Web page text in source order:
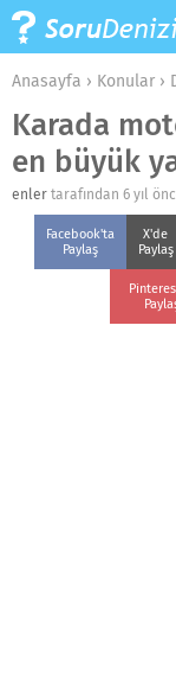
Anasayfa › Konular ›
Karada
en büyük
enler tarafından 6 yıl
Facebook'ta
Paylaş
X'de
Paylaş